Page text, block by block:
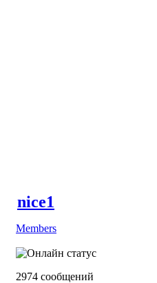
nice1
Members
2974 сообщений